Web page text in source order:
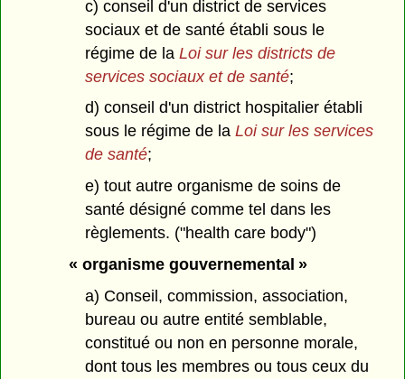
c) conseil d'un district de services
sociaux et de santé établi sous le
régime de la Loi sur les districts de
services sociaux et de santé;
d) conseil d'un district hospitalier établi
sous le régime de la Loi sur les services
de santé;
e) tout autre organisme de soins de
santé désigné comme tel dans les
règlements. ("health care body")
« organisme gouvernemental »
a) Conseil, commission, association,
bureau ou autre entité semblable,
constitué ou non en personne morale,
dont tous les membres ou tous ceux du